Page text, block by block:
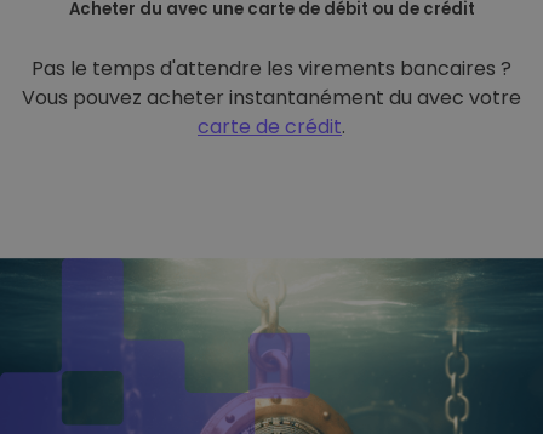
Acheter du avec une carte de débit ou de crédit
Pas le temps d'attendre les virements bancaires ?
Vous pouvez acheter instantanément du avec votre
carte de crédit.